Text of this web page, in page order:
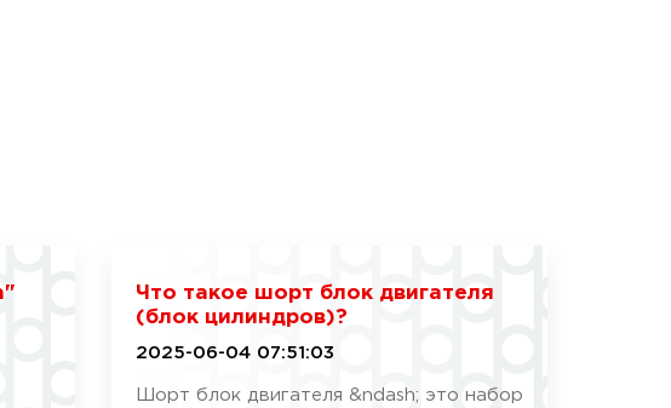
Что такое шорт блок двигателя
(блок цилиндров)?
2025-06-04 07:51:03
Шорт блок двигателя &ndash; это набор